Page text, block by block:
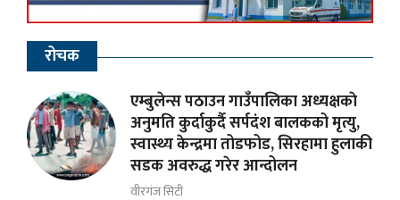
रोचक
एम्बुलेन्स पठाउन गाउँपालिका अध्यक्षकाे
अनुमति कुर्दाकुर्दै सर्पदंश बालकको मृत्यु,
स्वास्थ्य केन्द्रमा तोडफोड, सिरहामा हुलाकी
सडक अवरुद्ध गरेर आन्दोलन
वीरगंज सिटी